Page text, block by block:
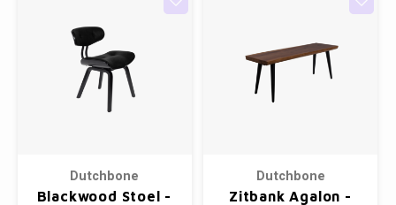
Dutchbone
Blackwood Stoel -
Dutchbone
Zitbank Agalon -